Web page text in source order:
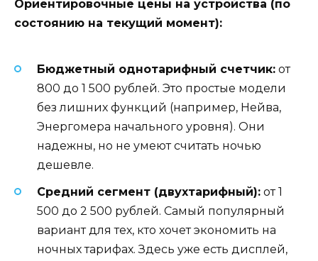
Ориентировочные цены на устройства (по
состоянию на текущий момент):
Бюджетный однотарифный счетчик: от
800 до 1 500 рублей. Это простые модели
без лишних функций (например, Нейва,
Энергомера начального уровня). Они
надежны, но не умеют считать ночью
дешевле.
Средний сегмент (двухтарифный): от 1
500 до 2 500 рублей. Самый популярный
вариант для тех, кто хочет экономить на
ночных тарифах. Здесь уже есть дисплей,